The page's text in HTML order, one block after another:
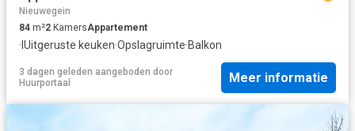
Nieuwegein
84 m²2 KamersAppartement
· IUitgeruste keuken·Opslagruimte·Balkon
3 dagen geleden aangeboden door
Huurportaal
Meer informatie